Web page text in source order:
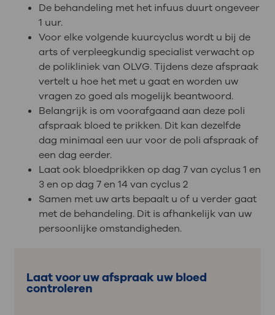
De behandeling met het infuus duurt ongeveer
1 uur.
Voor elke volgende kuurcyclus wordt u bij de
arts of verpleegkundig specialist verwacht op
de polikliniek van OLVG. Tijdens deze afspraak
vertelt u hoe het met u gaat en worden uw
vragen zo goed als mogelijk beantwoord.
Belangrijk is om voorafgaand aan deze poli
afspraak bloed te prikken. Dit kan dezelfde
dag minimaal een uur voor de poli afspraak of
een dag eerder.
Laat ook bloedprikken op dag 7 van cyclus 1 en
3 en op dag 7 en 14 van cyclus 2
Samen met uw arts bepaalt u of u verder gaat
met de behandeling. Dit is afhankelijk van uw
persoonlijke omstandigheden.
Laat voor uw afspraak uw bloed
controleren